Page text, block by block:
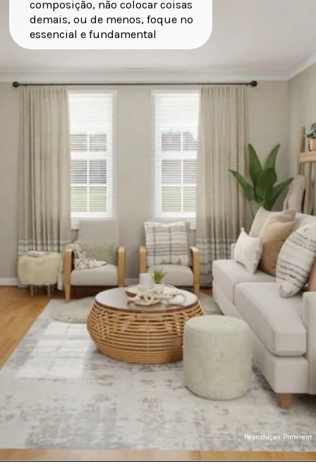
composição, não colocar coisas
demais, ou de menos, foque no
essencial e fundamental
Reproduçao: Pinterest